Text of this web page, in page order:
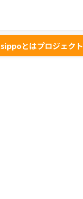
sippoとはプロジェクト